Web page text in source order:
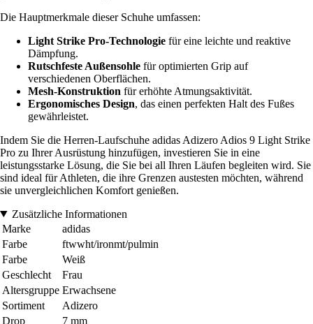
Die Hauptmerkmale dieser Schuhe umfassen:
Light Strike Pro-Technologie für eine leichte und reaktive
Dämpfung.
Rutschfeste Außensohle für optimierten Grip auf
verschiedenen Oberflächen.
Mesh-Konstruktion für erhöhte Atmungsaktivität.
Ergonomisches Design, das einen perfekten Halt des Fußes
gewährleistet.
Indem Sie die Herren-Laufschuhe adidas Adizero Adios 9 Light Strike
Pro zu Ihrer Ausrüstung hinzufügen, investieren Sie in eine
leistungsstarke Lösung, die Sie bei all Ihren Läufen begleiten wird. Sie
sind ideal für Athleten, die ihre Grenzen austesten möchten, während
sie unvergleichlichen Komfort genießen.
Zusätzliche Informationen
Marke
adidas
Farbe
ftwwht/ironmt/pulmin
Farbe
Weiß
Geschlecht
Frau
Altersgruppe Erwachsene
Sortiment
Adizero
Drop
7 mm